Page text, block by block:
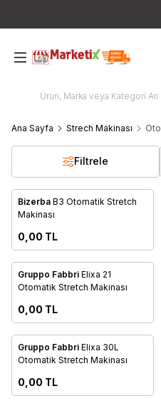
Ana Sayfa Strech Makinası
Filtrele
Favorilere Ekle
Bizerba B3 Otomatik Stretch
Makinası
0,00 TL
Favorilere Ekle
Gruppo Fabbri Elixa 21
Otomatik Stretch Makinası
0,00 TL
Favorilere Ekle
Gruppo Fabbri Elixa 30L
Otomatik Stretch Makinası
0,00 TL